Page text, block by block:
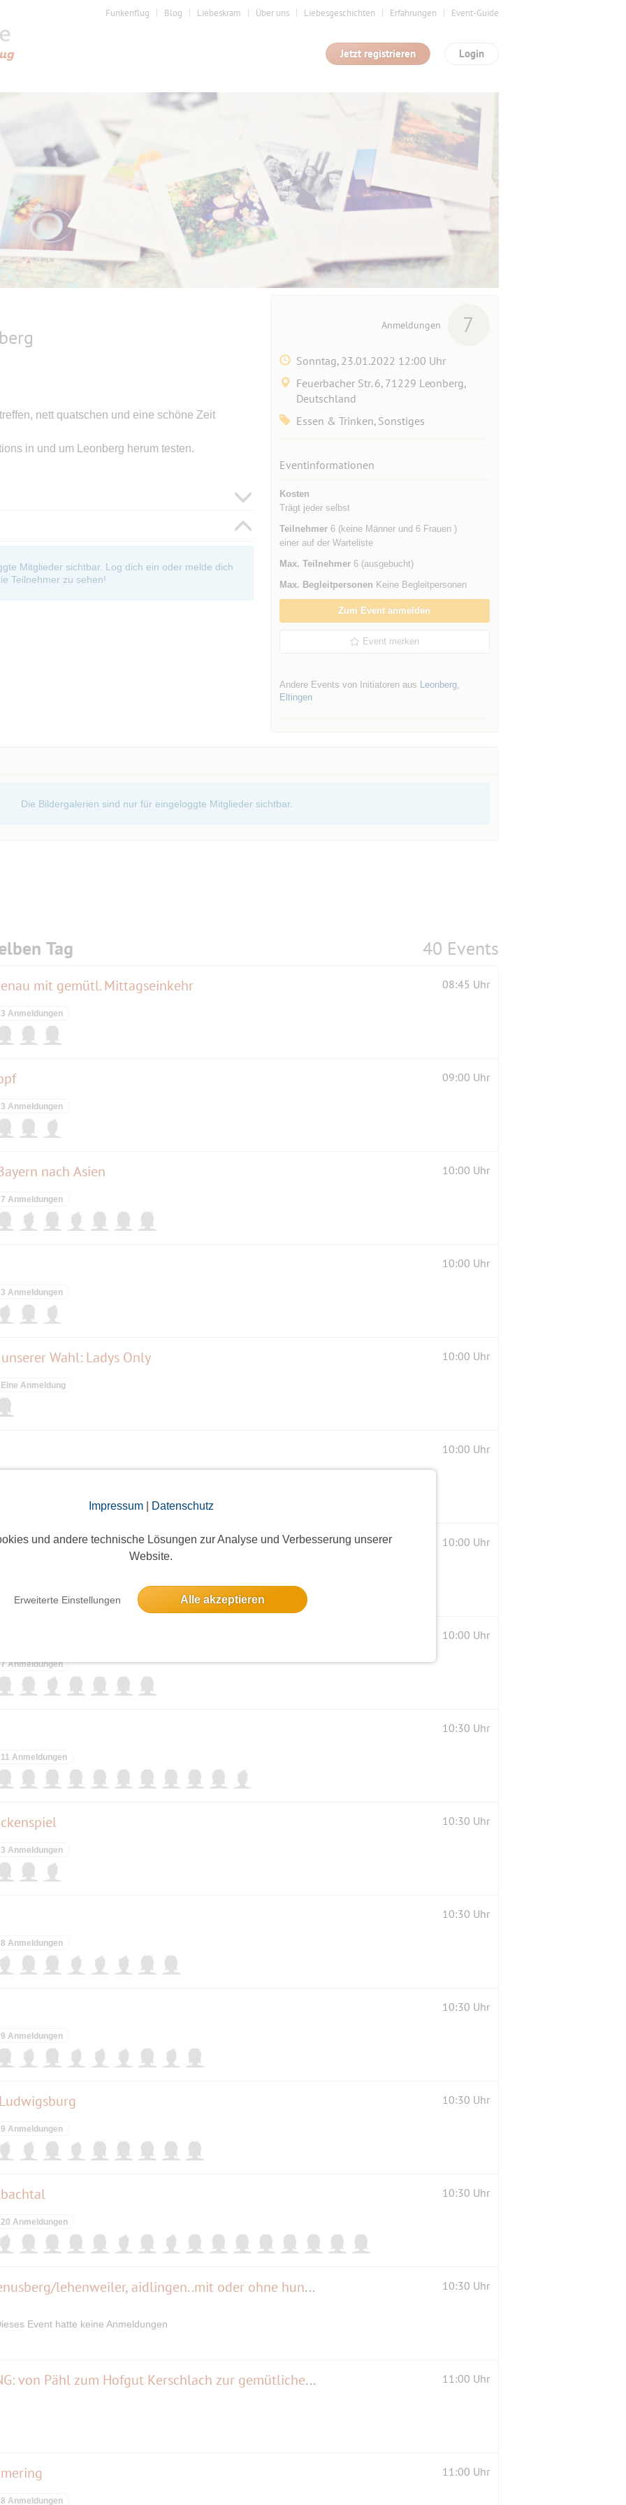
Impressum| Datenschutz
und andere technische Lösungen zur Analyse und Verbesserung unserer
Website.
Erweiterte Einstellungen Alle akzeptieren
Funkenflug Blog Liebeskram Über uns Liebesgeschichten Erfahrungen Event-Guide
Login
Jetzt registrieren
nett quatschen und eine schöne Zeit
in und um Leonberg herum testen.
Mitglieder sichtbar. Log dich ein oder melde dich
Teilnehmer zu sehen!
Anmeldungen 7
Sonntag, 23.01.2022 12:00 Uhr
Feuerbacher Str. 6, 71229 Leonberg,
Deutschland
Essen & Trinken, Sonstiges
Eventinformationen
Kosten
Trägt jeder selbst
Teilnehmer6 (keine Männer und 6 Frauen )
einer auf der Warteliste
Max. Teilnehmer6 (ausgebucht)
Max. Begleitpersonen Keine Begleitpersonen
Zum Event anmelden
Event merken
Andere Events von Initiatoren aus Leonberg,
Eltingen
Die Bildergalerien sind nur für eingeloggte Mitglieder sichtbar.
Tag 40 Events
mit gemütl. Mittagseinkehr 08:45 Uhr
3 Anmeldungen
09:00 Uhr
3 Anmeldungen
nach Asien 10:00 Uhr
7 Anmeldungen
10:00 Uhr
3 Anmeldungen
Wahl: Ladys Only 10:00 Uhr
Eine Anmeldung
10:00 Uhr
- digital 10:00 Uhr
10:00 Uhr
7 Anmeldungen
10:30 Uhr
11 Anmeldungen
10:30 Uhr
3 Anmeldungen
10:30 Uhr
8 Anmeldungen
10:30 Uhr
9 Anmeldungen
10:30 Uhr
9 Anmeldungen
10:30 Uhr
20 Anmeldungen
Hunderunde im heckengäu/venusberg/lehenweiler, aidlingen..mit oder ohne hund;-) 10:30 Uhr
Event hatte keine Anmeldungen
PFAFFENWINKEL- WANDERUNG: von Pähl zum Hofgut Kerschlach zur gemütlichen Einkehr ( 2G ) 11:00 Uhr
11:00 Uhr
8 Anmeldungen